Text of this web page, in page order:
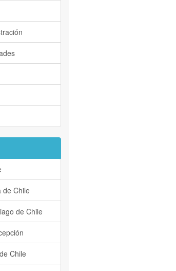
de Chile
de Chile
Chile